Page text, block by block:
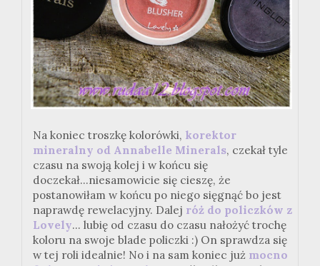
Na koniec troszkę kolorówki, korektor
mineralny od Annabelle Minerals, czekał tyle
czasu na swoją kolej i w końcu się
doczekał...niesamowicie się cieszę, że
postanowiłam w końcu po niego sięgnąć bo jest
naprawdę rewelacyjny. Dalej róż do policzków z
Lovely... lubię od czasu do czasu nałożyć trochę
koloru na swoje blade policzki :) On sprawdza się
w tej roli idealnie! No i na sam koniec już mocno